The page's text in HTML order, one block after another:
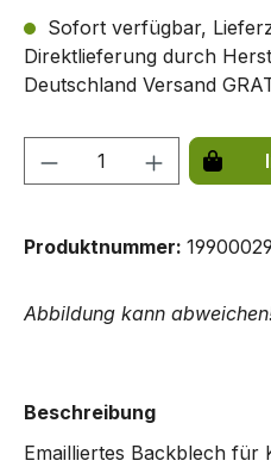
Sofort verfügbar,
Direktlieferung durch
Deutschland Versand
Produkt Anzahl:
Produktnummer: 19900029
Abbildung kann
Beschreibung
Emailliertes Backblech für